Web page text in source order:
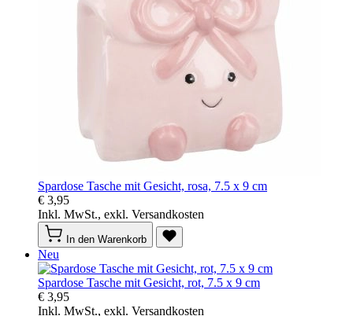
Spardose Tasche mit Gesicht, rosa, 7.5 x 9 cm
€ 3,95
Inkl. MwSt., exkl. Versandkosten
In den Warenkorb
Neu
Spardose Tasche mit Gesicht, rot, 7.5 x 9 cm
€ 3,95
Inkl. MwSt., exkl. Versandkosten